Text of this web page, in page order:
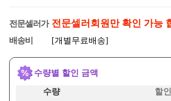
전문셀러가 전문셀러회원만 확인 가능
배송비 [개별무료배송]
수량별 할인 금액
수량 할